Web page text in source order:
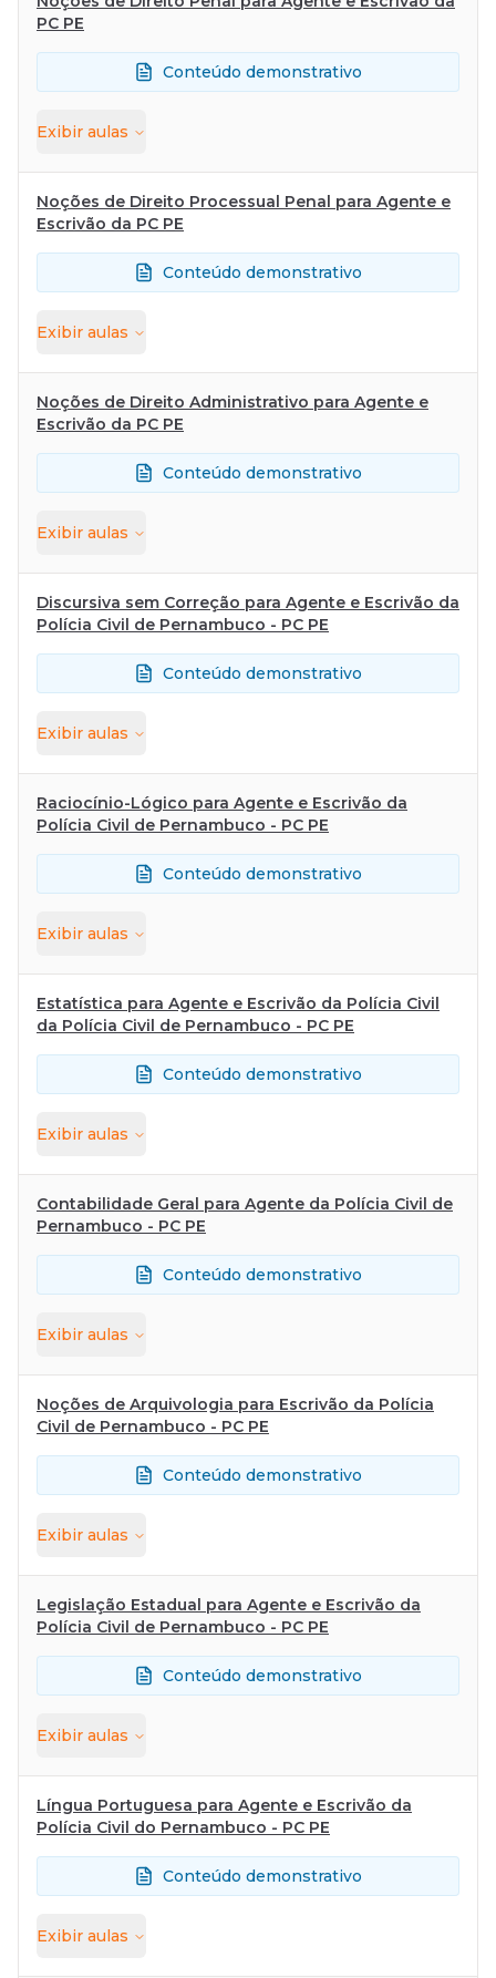
PC PE
Conteúdo demonstrativo
Exibir aulas
Noções de Direito Processual Penal para Agente e
Escrivão da PC PE
Conteúdo demonstrativo
Exibir aulas
Noções de Direito Administrativo para Agente e
Escrivão da PC PE
Conteúdo demonstrativo
Exibir aulas
Discursiva sem Correção para Agente e Escrivão da
Polícia Civil de Pernambuco - PC PE
Conteúdo demonstrativo
Exibir aulas
Raciocínio-Lógico para Agente e Escrivão da
Polícia Civil de Pernambuco - PC PE
Conteúdo demonstrativo
Exibir aulas
Estatística para Agente e Escrivão da Polícia Civil
da Polícia Civil de Pernambuco - PC PE
Conteúdo demonstrativo
Exibir aulas
Contabilidade Geral para Agente da Polícia Civil de
Pernambuco - PC PE
Conteúdo demonstrativo
Exibir aulas
Noções de Arquivologia para Escrivão da Polícia
Civil de Pernambuco - PC PE
Conteúdo demonstrativo
Exibir aulas
Legislação Estadual para Agente e Escrivão da
Polícia Civil de Pernambuco - PC PE
Conteúdo demonstrativo
Exibir aulas
Língua Portuguesa para Agente e Escrivão da
Polícia Civil do Pernambuco - PC PE
Conteúdo demonstrativo
Exibir aulas